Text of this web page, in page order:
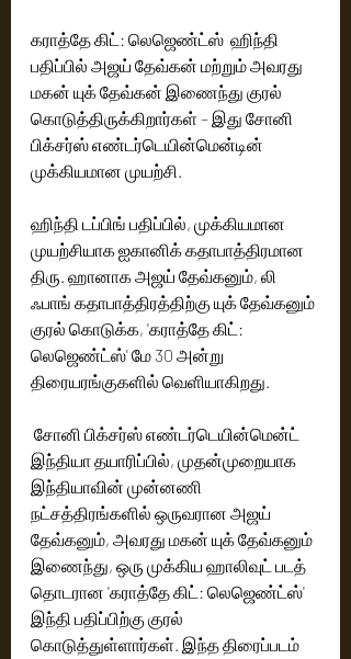
கராத்தே கிட்: லெஜெண்ட்ஸ்  ஹிந்தி
பதிப்பில் அஜய் தேவ்கன் மற்றும் அவரது
மகன் யுக் தேவ்கன் இணைந்து குரல்
கொடுத்திருக்கிறார்கள் – இது சோனி
பிக்சர்ஸ் எண்டர்டெயின்மென்டின்
முக்கியமான முயற்சி.
ஹிந்தி டப்பிங் பதிப்பில், முக்கியமான
முயற்சியாக ஐகானிக் கதாபாத்திரமான
திரு. ஹானாக அஜய் தேவ்கனும், லி
ஃபாங் கதாபாத்திரத்திற்கு யுக் தேவ்கனும்
குரல் கொடுக்க, 'கராத்தே கிட்:
லெஜெண்ட்ஸ்' மே 30 அன்று
திரையரங்குகளில் வெளியாகிறது.
இந்தியா தயாரிப்பில், முதன்முறையாக
இந்தியாவின் முன்னணி
நட்சத்திரங்களில் ஒருவரான அஜய்
தேவ்கனும், அவரது மகன் யுக் தேவ்கனும்
இணைந்து, ஒரு முக்கிய ஹாலிவுட் படத்
தொடரான 'கராத்தே கிட்: லெஜெண்ட்ஸ்'
இந்தி பதிப்பிற்கு குரல்
கொடுத்துள்ளார்கள். இந்த திரைப்படம்